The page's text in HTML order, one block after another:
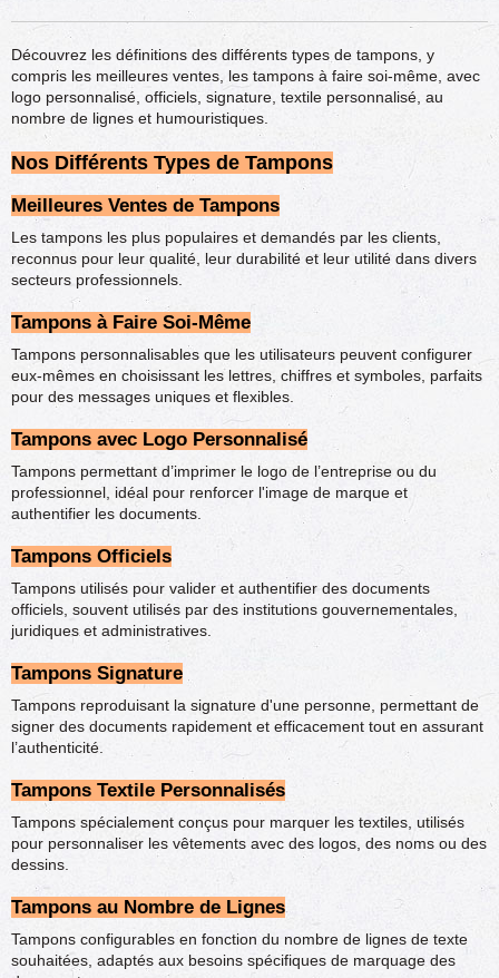
Découvrez les définitions des différents types de tampons, y
compris les meilleures ventes, les tampons à faire soi-même, avec
logo personnalisé, officiels, signature, textile personnalisé, au
nombre de lignes et humouristiques.
Nos Différents Types de Tampons
Meilleures Ventes de Tampons
Les tampons les plus populaires et demandés par les clients,
reconnus pour leur qualité, leur durabilité et leur utilité dans divers
secteurs professionnels.
Tampons à Faire Soi-Même
Tampons personnalisables que les utilisateurs peuvent configurer
eux-mêmes en choisissant les lettres, chiffres et symboles, parfaits
pour des messages uniques et flexibles.
Tampons avec Logo Personnalisé
Tampons permettant d’imprimer le logo de l’entreprise ou du
professionnel, idéal pour renforcer l'image de marque et
authentifier les documents.
Tampons Officiels
Tampons utilisés pour valider et authentifier des documents
officiels, souvent utilisés par des institutions gouvernementales,
juridiques et administratives.
Tampons Signature
Tampons reproduisant la signature d'une personne, permettant de
signer des documents rapidement et efficacement tout en assurant
l’authenticité.
Tampons Textile Personnalisés
Tampons spécialement conçus pour marquer les textiles, utilisés
pour personnaliser les vêtements avec des logos, des noms ou des
dessins.
Tampons au Nombre de Lignes
Tampons configurables en fonction du nombre de lignes de texte
souhaitées, adaptés aux besoins spécifiques de marquage des